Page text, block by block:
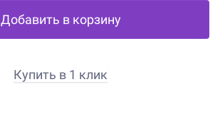
Добавить в корзину
Купить в 1 клик